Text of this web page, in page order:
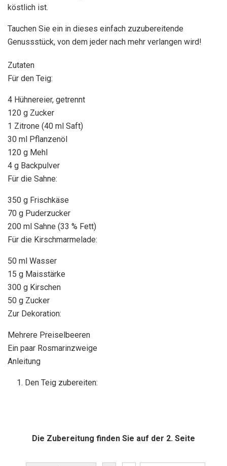
köstlich ist.
Tauchen Sie ein in dieses einfach zuzubereitende
Genussstück, von dem jeder nach mehr verlangen wird!
Zutaten
Für den Teig:
4 Hühnereier, getrennt
120 g Zucker
1 Zitrone (40 ml Saft)
30 ml Pflanzenöl
120 g Mehl
4 g Backpulver
Für die Sahne:
350 g Frischkäse
70 g Puderzucker
200 ml Sahne (33 % Fett)
Für die Kirschmarmelade:
50 ml Wasser
15 g Maisstärke
300 g Kirschen
50 g Zucker
Zur Dekoration:
Mehrere Preiselbeeren
Ein paar Rosmarinzweige
Anleitung
Den Teig zubereiten:
Die Zubereitung finden Sie auf der 2. Seite